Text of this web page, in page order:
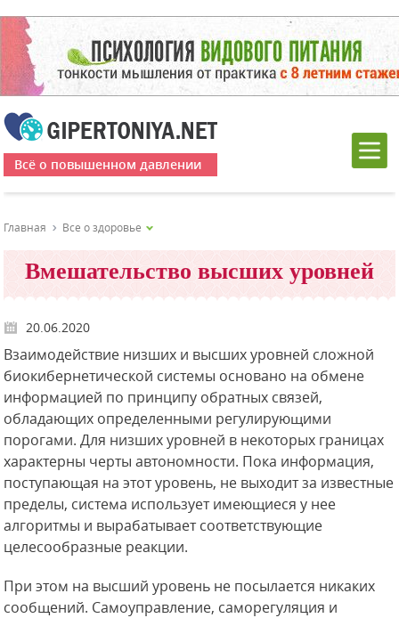
Всё о повышенном давлении
Главная Все о здоровье
Вмешательство высших уровней
20.06.2020
Взаимодействие низших и высших уровней сложной
биокибернетической системы основано на обмене
информацией по принципу обратных связей,
обладающих определенными регулирующими
порогами. Для низших уровней в некоторых границах
характерны черты автономности. Пока информация,
поступающая на этот уровень, не выходит за известные
пределы, система использует имеющиеся у нее
алгоритмы и вырабатываетсоответствующие
целесообразные реакции.
При этом на высший уровень не посылается никаких
сообщений. Самоуправление, саморегуляция и